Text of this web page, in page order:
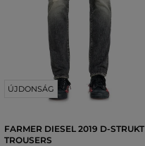
ÚJDONSÁG
FARMER DIESEL 2019 D-STRUKT
TROUSERS